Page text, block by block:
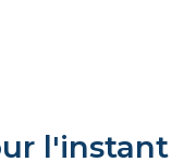
l'instant